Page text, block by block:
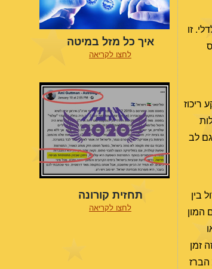
זו
ריכוז
לב
בין
המון
זמן
הברז
איך כל מזל במיטה
לחצו לקריאה
תחזית קורונה
לחצו לקריאה